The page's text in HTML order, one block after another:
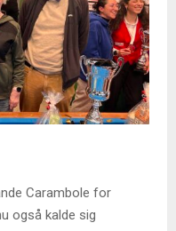
Carambole for
også kalde sig